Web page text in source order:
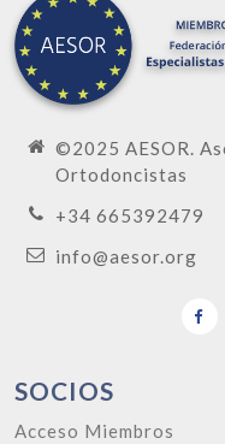
©2025 AESOR.
Ortodoncistas
+34 665392479
info@aesor.org
SOCIOS
Acceso Miembros